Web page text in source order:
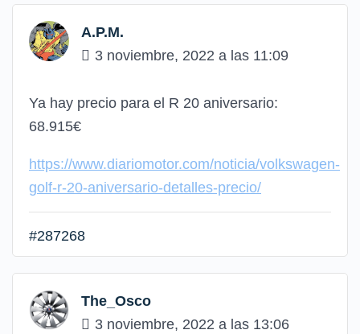
A.P.M.
3 noviembre, 2022 a las 11:09
Ya hay precio para el R 20 aniversario:
68.915€
https://www.diariomotor.com/noticia/volkswagen-
golf-r-20-aniversario-detalles-precio/
#287268
The_Osco
3 noviembre, 2022 a las 13:06